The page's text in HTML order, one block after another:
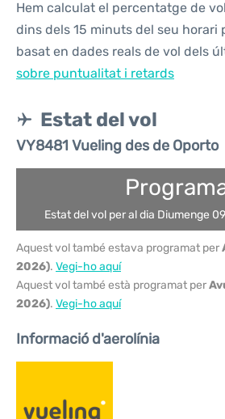
Hem calculat el percentatge de
dins dels 15 minuts del seu horari
basat en dades reals de vol dels
sobre puntualitat i retards
Estat del vol
VY8481 Vueling des de Oporto
Estat del vol per al dia Diumenge
Aquest vol també estava programat per
2026). Vegi-ho aquí
Aquest vol també està programat per
2026). Vegi-ho aquí
Informació d'aerolínia